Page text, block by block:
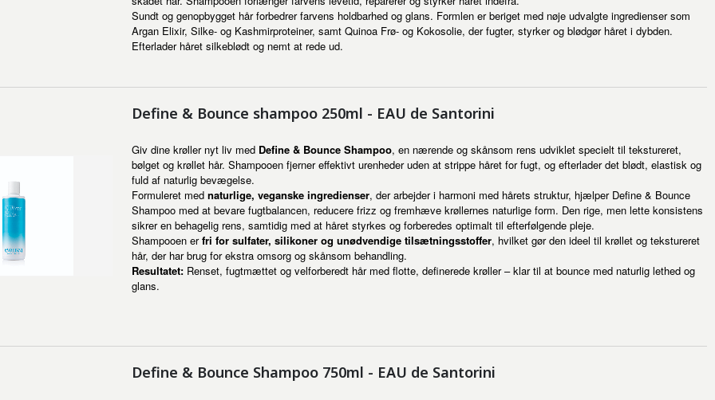
Sundt og genopbygget hår forbedrer farvens holdbarhed og glans. Formlen er beriget med nøje udvalgte ingredienser som
Argan Elixir, Silke- og Kashmirproteiner, samt Quinoa Frø- og Kokosolie, der fugter, styrker og blødgør håret i dybden.
Efterlader håret silkeblødt og nemt at rede ud.
Define & Bounce shampoo 250ml - EAU de Santorini
Giv dine krøller nyt liv med Define & Bounce Shampoo, en nærende og skånsom rens udviklet specielt til tekstureret,
bølget og krøllet hår. Shampooen fjerner effektivt urenheder uden at strippe håret for fugt, og efterlader det blødt, elastisk og
fuld af naturlig bevægelse.
Formuleret med naturlige, veganske ingredienser, der arbejder i harmoni med hårets struktur, hjælper Define & Bounce
Shampoo med at bevare fugtbalancen, reducere frizz og fremhæve krøllernes naturlige form. Den rige, men lette konsistens
sikrer en behagelig rens, samtidig med at håret styrkes og forberedes optimalt til efterfølgende pleje.
Shampooen erfri for sulfater, silikoner og unødvendige tilsætningsstoffer, hvilket gør den ideel til krøllet og tekstureret
hår, der har brug for ekstra omsorg og skånsom behandling.
Resultatet: Renset, fugtmættet og velforberedt hår med flotte, definerede krøller – klar til at bounce med naturlig lethed og
glans.
Define & Bounce Shampoo 750ml - EAU de Santorini